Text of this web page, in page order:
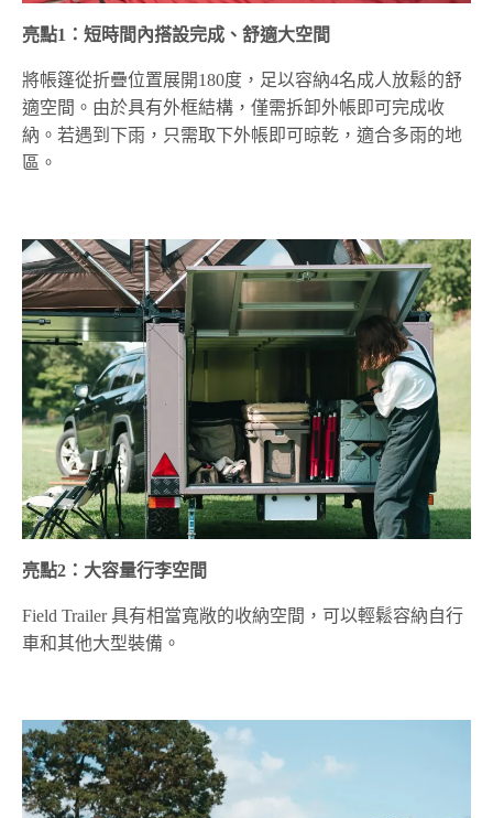
亮點1：短時間內搭設完成、舒適大空間
將帳篷從折疊位置展開180度，足以容納4名成人放鬆的舒
適空間。由於具有外框結構，僅需拆卸外帳即可完成收
納。若遇到下雨，只需取下外帳即可晾乾，適合多雨的地
區。
亮點2：大容量行李空間
Field Trailer 具有相當寬敞的收納空間，可以輕鬆容納自行
車和其他大型裝備。